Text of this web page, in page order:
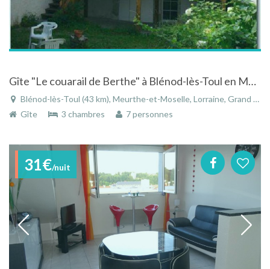
Gîte "Le couarail de Berthe" à Blénod-lès-Toul en Meurthe-et-Moselle en Lorraine
Blénod-lès-Toul (43 km), Meurthe-et-Moselle, Lorraine, Grand Est, France
Gîte
3 chambres 7 personnes
31€/nuit